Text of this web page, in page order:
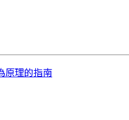
原理的指南